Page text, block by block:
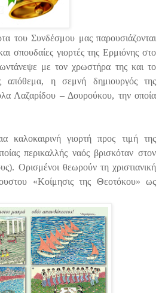
του Συνδέσμου μας παρουσιάζονται
σπουδαίες γιορτές της Ερμιόνης στο
με τον χρωστήρα της και το
απόθεμα, η σεμνή δημιουργός της
Λαζαρίδου – Δουρούκου, την οποία
καλοκαιρινή γιορτή προς τιμή της
περικαλλής ναός βρισκόταν στον
Ορισμένοι θεωρούν τη χριστιανική
«Κοίμησις της Θεοτόκου» ως